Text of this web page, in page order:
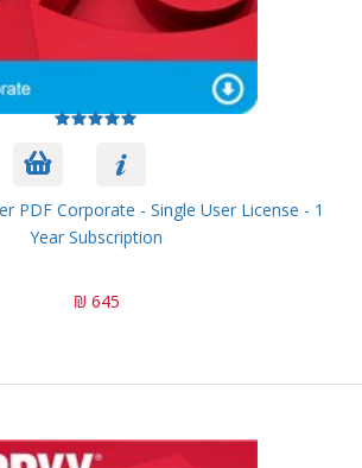
PDF Corporate - Single User License - 1
Year Subscription
645 ₪